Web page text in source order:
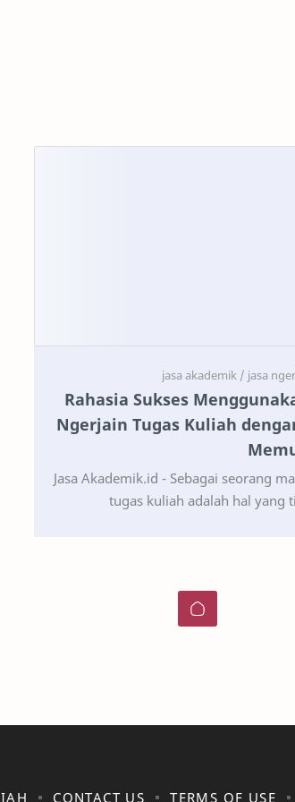
Rahasia Sukses
Ngerjain Tugas Kuliah
Jasa Akademik.id - Sebagai seorang mahasiswa,
tugas kuliah adalah hal yang
TERMS OF USE
CONTACT US